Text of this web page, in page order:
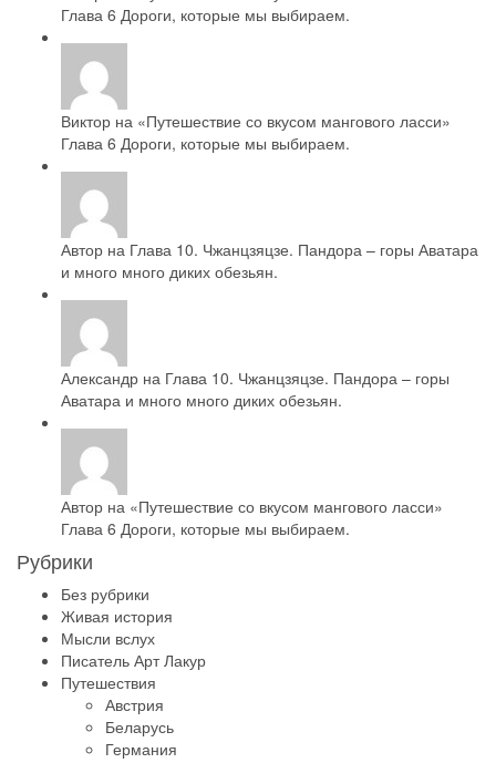
Глава 6 Дороги, которые мы выбираем.
Виктор на «Путешествие со вкусом мангового ласси»
Глава 6 Дороги, которые мы выбираем.
Автор на Глава 10. Чжанцзяцзе. Пандора – горы Аватара
и много много диких обезьян.
Александр на Глава 10. Чжанцзяцзе. Пандора – горы
Аватара и много много диких обезьян.
Автор на «Путешествие со вкусом мангового ласси»
Глава 6 Дороги, которые мы выбираем.
Рубрики
Без рубрики
Живая история
Мысли вслух
Писатель Арт Лакур
Путешествия
Австрия
Беларусь
Германия